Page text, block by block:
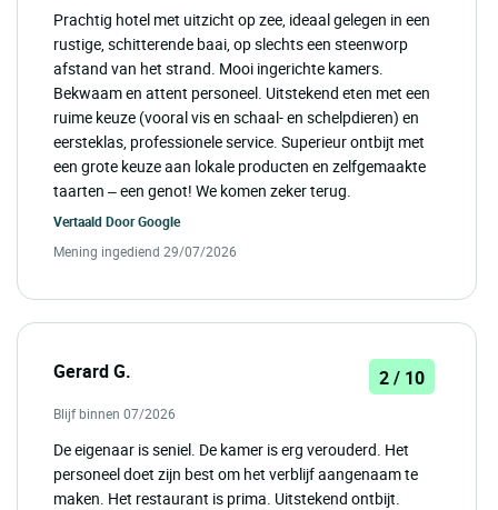
Prachtig hotel met uitzicht op zee, ideaal gelegen in een
rustige, schitterende baai, op slechts een steenworp
afstand van het strand. Mooi ingerichte kamers.
Bekwaam en attent personeel. Uitstekend eten met een
ruime keuze (vooral vis en schaal- en schelpdieren) en
eersteklas, professionele service. Superieur ontbijt met
een grote keuze aan lokale producten en zelfgemaakte
taarten – een genot! We komen zeker terug.
Vertaald DoorGoogle
Mening ingediend 29/07/2026
Gerard G. 2 / 10
Blijf binnen 07/2026
De eigenaar is seniel. De kamer is erg verouderd. Het
personeel doet zijn best om het verblijf aangenaam te
maken. Het restaurant is prima. Uitstekend ontbijt.